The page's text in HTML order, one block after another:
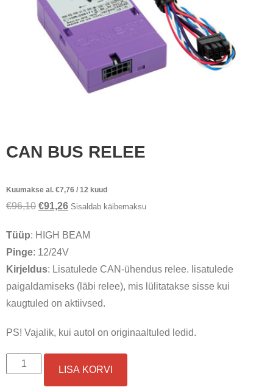
CAN BUS RELEE
Kuumakse al. €7,76 / 12 kuud
€96,10 Algne
oli:
€96,10.
€91,26Praegune
on:
Sisaldab käibemaksu
Tüüp: HIGH BEAM
Pinge: 12/24V
Kirjeldus: Lisatulede CAN-ühendus relee. lisatulede
paigaldamiseks (läbi relee), mis lülitatakse sisse kui
kaugtuled on aktiivsed.
PS! Vajalik, kui autol on originaaltuled ledid.
CAN
LISA KORVI